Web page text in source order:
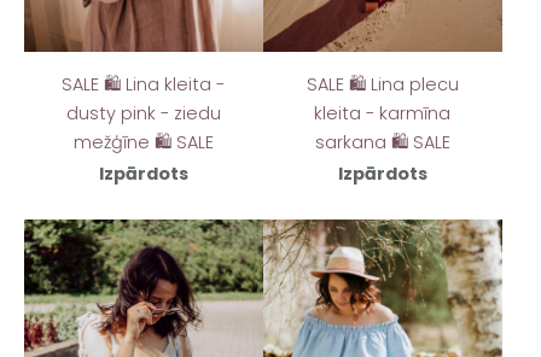
SALE 🛍️ Lina kleita -
dusty pink - ziedu
mežģīne 🛍️ SALE
Izpārdots
SALE 🛍️ Lina plecu
kleita - karmīna
sarkana 🛍️ SALE
Izpārdots